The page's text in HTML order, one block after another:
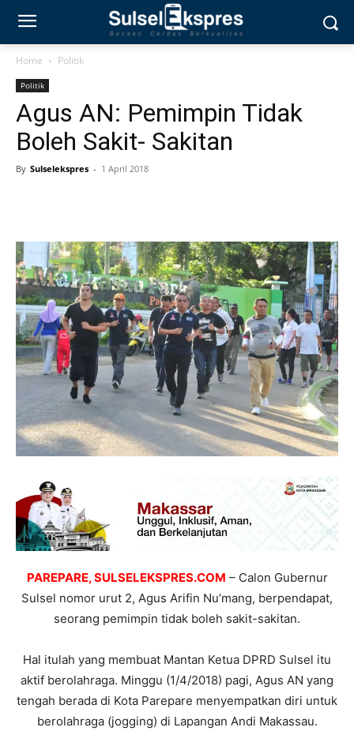
Home Politik
Politik
Agus AN: Pemimpin Tidak
Boleh Sakit- Sakitan
By Sulselekspres - 1 April 2018
PAREPARE, SULSELEKSPRES.COM – Calon Gubernur
Sulsel nomor urut 2, Agus Arifin Nu’mang, berpendapat,
seorang pemimpin tidak boleh sakit-sakitan.
Hal itulah yang membuat Mantan Ketua DPRD Sulsel itu
aktif berolahraga. Minggu (1/4/2018) pagi, Agus AN yang
tengah berada di Kota Parepare menyempatkan diri untuk
berolahraga (jogging) di Lapangan Andi Makassau.